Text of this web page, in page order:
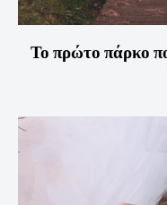
Το πρώτο πάρκο